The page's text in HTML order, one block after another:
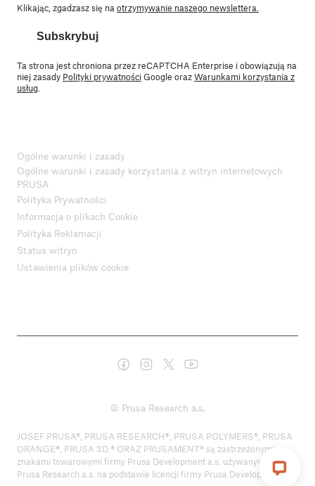
Klikając, zgadzasz się naotrzymywanie naszego newslettera.
Subskrybuj
Ta strona jest chroniona przez reCAPTCHA Enterprise i obowiązują na
niej zasady Polityki prywatnościGoogle orazWarunkami korzystania z
usług.
Ogólne warunki i zasady
Ogólne warunki i zasady korzystania z witryn internetowych
PRUSA
Polityka Prywatności
Informacja o plikach Cookie
Polityka Reklamacji
Status witryn
Ustawienia plików cookie
© Prusa Research a.s.
JOSEF PRUSA®, PRUSA RESEARCH®, PRUSA POLYMERS®, PRUSA
ORANGE®, PRUSA 3D ® ORAZ PRUSAMENT® są zastrzeżonymi
znakami towarowymi firmy Prusa Development a.s. używanymi przez
Prusa Research a.s. na podstawie licencji firmy Prusa Development a.s.